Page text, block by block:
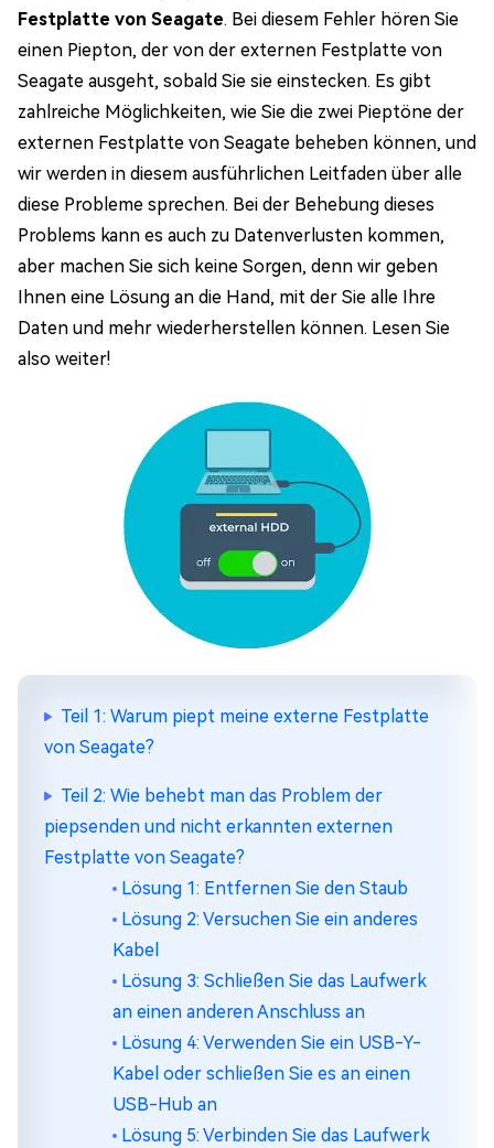
Festplatte von Seagate. Bei diesem Fehler hören Sie
einen Piepton, der von der externen Festplatte von
Seagate ausgeht, sobald Sie sie einstecken. Es gibt
zahlreiche Möglichkeiten, wie Sie die zwei Pieptöne der
externen Festplatte von Seagate beheben können, und
wir werden in diesem ausführlichen Leitfaden über alle
diese Probleme sprechen. Bei der Behebung dieses
Problems kann es auch zu Datenverlusten kommen,
aber machen Sie sich keine Sorgen, denn wir geben
Ihnen eine Lösung an die Hand, mit der Sie alle Ihre
Daten und mehr wiederherstellen können. Lesen Sie
also weiter!
Teil 1: Warum piept meine externe Festplatte
von Seagate?
Teil 2: Wie behebt man das Problem der
piepsenden und nicht erkannten externen
Festplatte von Seagate?
Lösung 1: Entfernen Sie den Staub
Lösung 2: Versuchen Sie ein anderes
Kabel
Lösung 3: Schließen Sie das Laufwerk
an einen anderen Anschluss an
Lösung 4: Verwenden Sie ein USB-Y-
Kabel oder schließen Sie es an einen
USB-Hub an
Lösung 5: Verbinden Sie das Laufwerk